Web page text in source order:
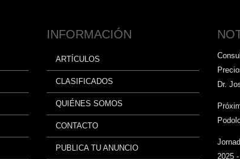
INFORMACIÓN
ARTÍCULOS
CLASIFICADOS
QUIÉNES SOMOS
CONTACTO
PUBLICA TU ANUNCIO
Dr.
2025